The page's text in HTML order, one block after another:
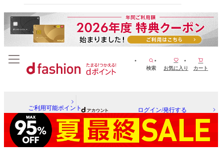
検索 お気に入り カート
ご利用可能ポイント ログイン/発行する